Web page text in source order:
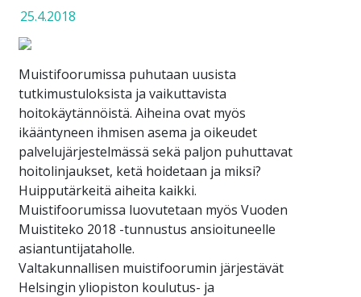
25.4.2018
Muistifoorumissa puhutaan uusista
tutkimustuloksista ja vaikuttavista
hoitokäytännöistä. Aiheina ovat myös
ikääntyneen ihmisen asema ja oikeudet
palvelujärjestelmässä sekä paljon puhuttavat
hoitolinjaukset, ketä hoidetaan ja miksi?
Huipputärkeitä aiheita kaikki.
Muistifoorumissa luovutetaan myös Vuoden
Muistiteko 2018 -tunnustus ansioituneelle
asiantuntijataholle.
Valtakunnallisen muistifoorumin järjestävät
Helsingin yliopiston koulutus- ja